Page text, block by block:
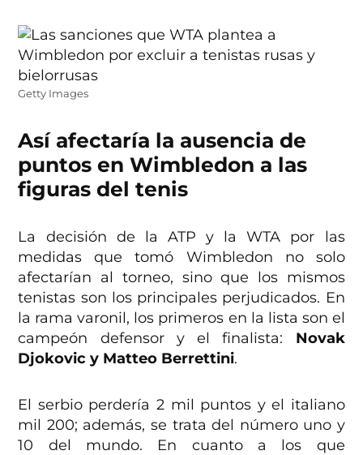
Getty Images
Así afectaría la ausencia de
puntos en Wimbledon a las
figuras del tenis
La decisión de la ATP y la WTA por las
medidas que tomó Wimbledon no solo
afectarían al torneo, sino que los mismos
tenistas son los principales perjudicados. En
la rama varonil, los primeros en la lista son el
campeón defensor y el finalista: Novak
Djokovic y Matteo Berrettini.
El serbio perdería 2 mil puntos y el italiano
mil 200; además, se trata del número uno y
10 del mundo. En cuanto a los que